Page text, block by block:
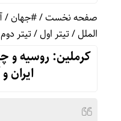
صفحه نخست/#جهان/
الملل/تیتر اول/تیتر دوم
کرملین: روسیه و
ایران